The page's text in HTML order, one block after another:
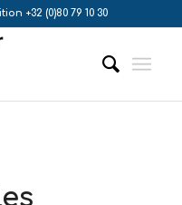
+32 (0)80 79 10 30